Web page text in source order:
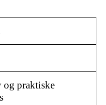
og praktiske